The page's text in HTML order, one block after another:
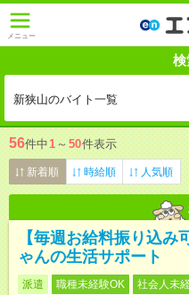
メニュー
検
新狭山のバイト一覧
56件中1 ～ 50件表示
新着順 時給順 人気順
【毎週お給料振り込
ゃんの生活サポート
派遣 職種未経験OK 社会人未